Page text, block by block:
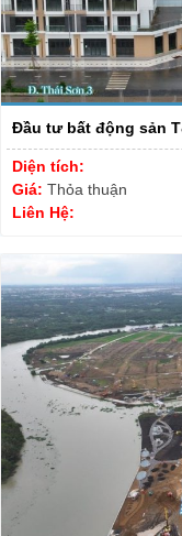
Đầu tư bất động sản
Diện tích:
Giá: Thỏa thuận
Liên Hệ: